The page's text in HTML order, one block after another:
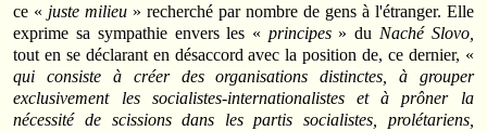
ce « juste milieu » recherché par nombre de gens à l'étranger. Elle
exprime sa sympathie envers les « principes» du Naché Slovo,
tout en se déclarant en désaccord avec la position de, ce dernier, «
qui consiste à créer des organisations distinctes, à grouper
exclusivement les socialistes‑internationalistes et à prôner la
nécessité de scissions dans les partis socialistes, prolétariens,